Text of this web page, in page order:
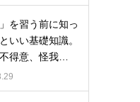
」を習う前に知っ
いい基礎知識。
得意、怪我…